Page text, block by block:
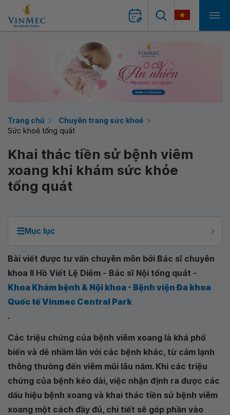
Trang chủ
Chuyên trang sức khoẻ
Sức khoẻ tổng quát
Khai thác tiền sử bệnh viêm
xoang khi khám sức khỏe
tổng quát
☰Mục lục
Bài viết được tư vấn chuyên môn bởi Bác sĩ chuyên
khoa II Hồ Viết Lệ Diễm - Bác sĩ Nội tổng quát -
Khoa Khám bệnh & Nội khoa - Bệnh viện Đa khoa
Quốc tế Vinmec Central Park
.
Các triệu chứng của bệnh viêm xoang là khá phổ
biến và dễ nhầm lẫn với các bệnh khác, từ cảm lạnh
thông thường đến viêm mũi lâu năm. Khi các triệu
chứng của bệnh kéo dài, việc nhận định ra được các
dấu hiệu bệnh xoang và khai thác tiền sử bệnh viêm
xoang một cách đầy đủ, chi tiết sẽ góp phần vào